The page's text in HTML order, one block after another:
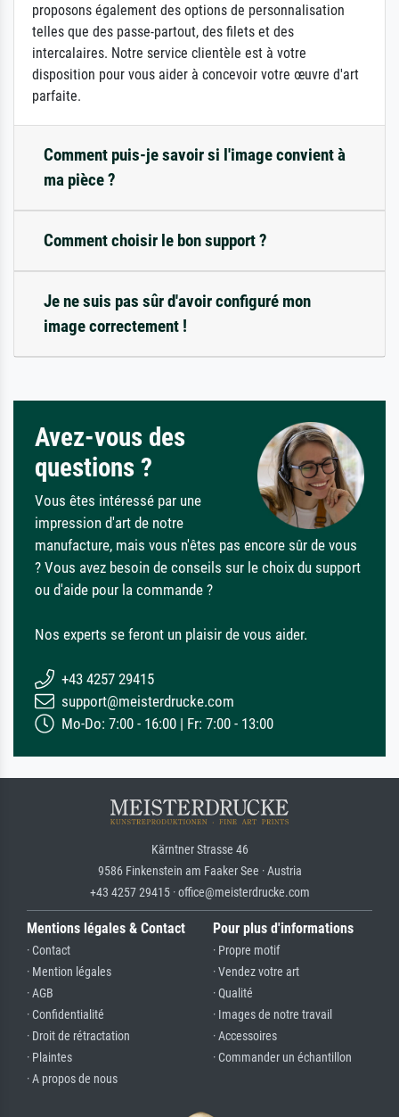
proposons également des options de personnalisation
telles que des passe-partout, des filets et des
intercalaires. Notre service clientèle est à votre
disposition pour vous aider à concevoir votre œuvre d'art
parfaite.
Comment puis-je savoir si l'image convient à
ma pièce ?
Comment choisir le bon support ?
Je ne suis pas sûr d'avoir configuré mon
image correctement !
Avez-vous des
questions ?
Vous êtes intéressé par une
impression d'art de notre
manufacture, mais vous n'êtes pas encore sûr de vous
? Vous avez besoin de conseils sur le choix du support
ou d'aide pour la commande ?
Nos experts se feront un plaisir de vous aider.
+43 4257 29415
support@meisterdrucke.com
Mo-Do: 7:00 - 16:00 | Fr: 7:00 - 13:00
Kärntner Strasse 46
9586 Finkenstein am Faaker See · Austria
+43 4257 29415 · office@meisterdrucke.com
Mentions légales & Contact
· Contact
· Mention légales
· AGB
· Confidentialité
· Droit de rétractation
· Plaintes
· A propos de nous
Pour plus d'informations
· Propre motif
· Vendez votre art
· Qualité
· Images de notre travail
· Accessoires
· Commander un échantillon